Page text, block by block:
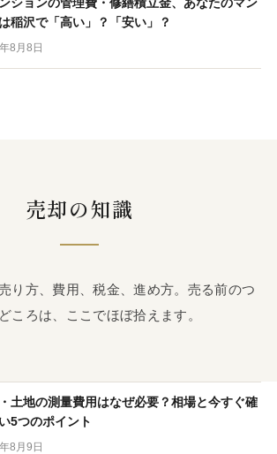
ションの管理費・修繕積立金、あなたのマン
稲沢で「高い」？「安い」？
8月8日
売却の知識
り方、費用、税金、進め方。売る前のつ
ころは、ここでほぼ拾えます。
土地の測量費用はなぜ必要？相場と今すぐ確
5つのポイント
8月9日